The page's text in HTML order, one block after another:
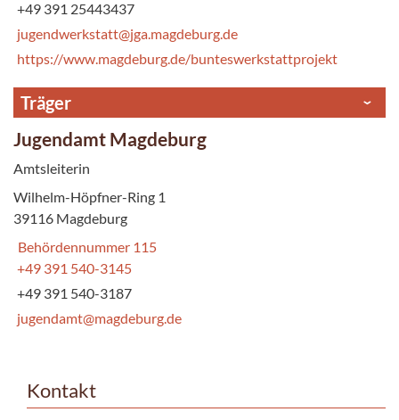
+49 391 25443437
jugendwerkstatt@jga.magdeburg.de
https://www.magdeburg.de/bunteswerkstattprojekt
Träger
Jugendamt Magdeburg
Amtsleiterin
Wilhelm-Höpfner-Ring 1
39116 Magdeburg
Behördennummer 115
+49 391 540-3145
+49 391 540-3187
jugendamt@magdeburg.de
Kontakt